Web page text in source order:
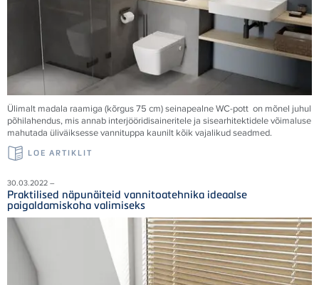
Ülimalt madala raamiga (kõrgus 75 cm) seinapealne WC-pott on mõnel juhul
põhilahendus, mis annab interjööridisaineritele ja sisearhitektidele võimaluse
mahutada üliväiksesse vannituppa kaunilt kõik vajalikud seadmed.
LOE ARTIKLIT
30.03.2022 –
Praktilised näpunäiteid vannitoatehnika ideaalse
paigaldamiskoha valimiseks